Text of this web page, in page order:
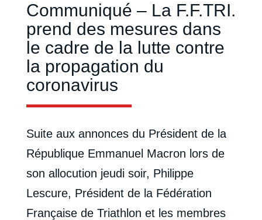
Communiqué – La F.F.TRI.
prend des mesures dans
le cadre de la lutte contre
la propagation du
coronavirus
Suite aux annonces du Président de la
République Emmanuel Macron lors de
son allocution jeudi soir, Philippe
Lescure, Président de la Fédération
Française de Triathlon et les membres